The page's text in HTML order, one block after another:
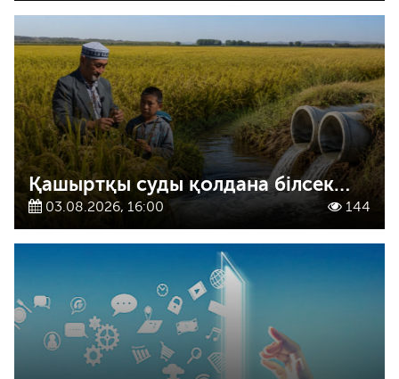
Қашыртқы суды қолдана білсек…
03.08.2026, 16:00 144